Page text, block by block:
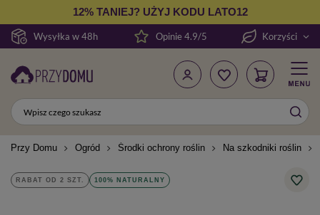
Wysyłka w 48h
12% TANIEJ? UŻYJ KODU LATO12
Opinie 4.9/5 Korzyści
Przy Domu Ogród Środki ochrony roślin Na szkodniki roślin
RABAT OD 2 SZT. 100% NATURALNY